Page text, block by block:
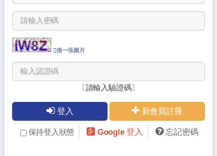
換一張圖片
〔請輸入驗證碼〕
登入 新會員註冊
保持登入狀態 Google 登入 忘記密碼